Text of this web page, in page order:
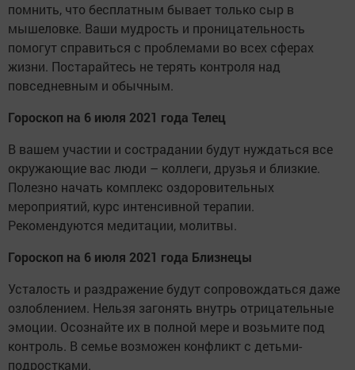
помнить, что бесплатным бывает только сыр в
мышеловке. Ваши мудрость и проницательность
помогут справиться с проблемами во всех сферах
жизни. Постарайтесь не терять контроля над
повседневным и обычным.
Гороскоп на 6 июля 2021 года Телец
В вашем участии и сострадании будут нуждаться все
окружающие вас люди – коллеги, друзья и близкие.
Полезно начать комплекс оздоровительных
мероприятий, курс интенсивной терапии.
Рекомендуются медитации, молитвы.
Гороскоп на 6 июля 2021 года Близнецы
Усталость и раздражение будут сопровождаться даже
озлоблением. Нельзя загонять внутрь отрицательные
эмоции. Осознайте их в полной мере и возьмите под
контроль. В семье возможен конфликт с детьми-
подростками.